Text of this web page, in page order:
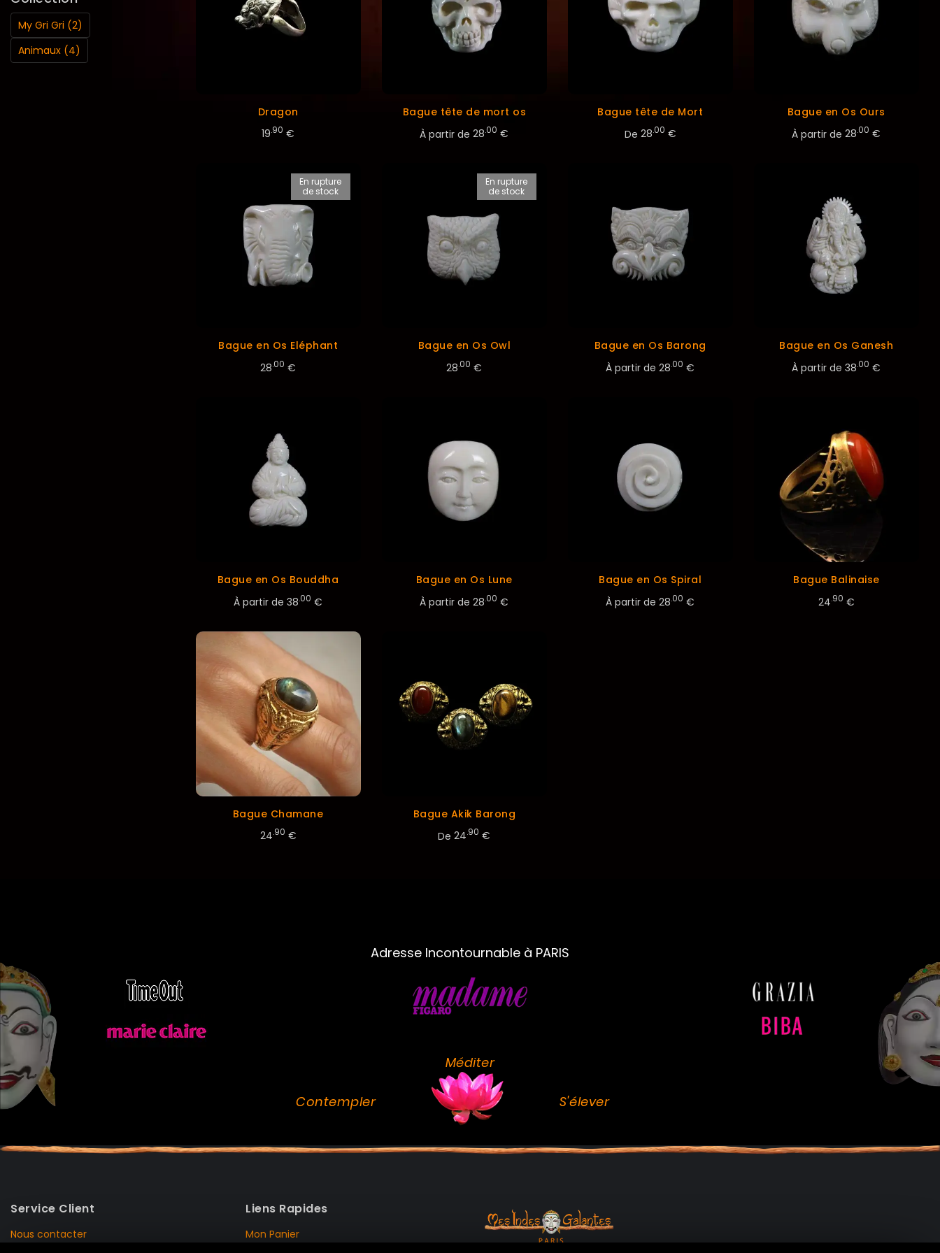
Dragon
19.90 €
Bague tête de mort os
À partir de 28.00 €
Bague tête de Mort
De 28.00 €
Bague en Os Ours
À partir de 28.00 €
En rupture
de stock
Bague en Os Eléphant
28.00 €
En rupture
de stock
Bague en Os Owl
28.00 €
Bague en Os Barong
À partir de 28.00 €
Bague en Os Ganesh
À partir de 38.00 €
Bague en Os Bouddha
À partir de 38.00 €
Bague en Os Lune
À partir de 28.00 €
Bague en Os Spiral
À partir de 28.00 €
Bague Balinaise
24.90 €
Bague Chamane
24.90 €
Bague Akik Barong
De 24.90 €
My Gri Gri (2)
Animaux (4)
Adresse Incontournable à PARIS
Méditer
Contempler S'élever
Service Client
Nous contacter
Liens Rapides
Mon Panier